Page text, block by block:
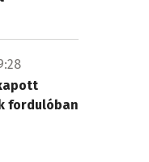
fordulóban